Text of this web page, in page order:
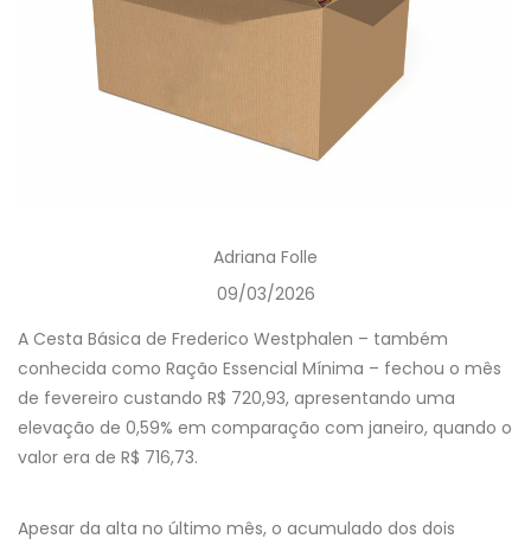
Adriana Folle
09/03/2026
A Cesta Básica de Frederico Westphalen – também
conhecida como Ração Essencial Mínima – fechou o mês
de fevereiro custando R$ 720,93, apresentando uma
elevação de 0,59% em comparação com janeiro, quando o
valor era de R$ 716,73.
Apesar da alta no último mês, o acumulado dos dois